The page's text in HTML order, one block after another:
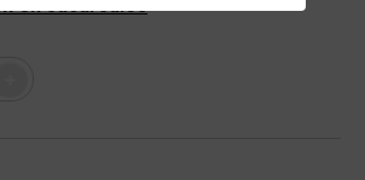
en sucursales